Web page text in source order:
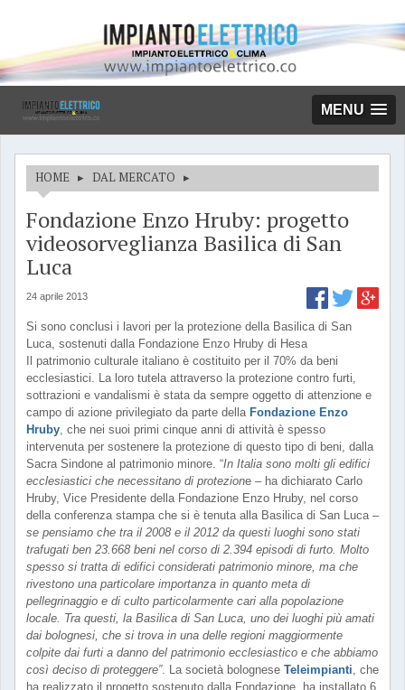
MENU
HOME ▸ DAL MERCATO ▸
Fondazione Enzo Hruby: progetto
videosorveglianza Basilica di San
Luca
24 aprile 2013
Si sono conclusi i lavori per la protezione della Basilica di San
Luca, sostenuti dalla Fondazione Enzo Hruby di Hesa
Il patrimonio culturale italiano è costituito per il 70% da beni
ecclesiastici. La loro tutela attraverso la protezione contro furti,
sottrazioni e vandalismi è stata da sempre oggetto di attenzione e
campo di azione privilegiato da parte della Fondazione Enzo
Hruby, che nei suoi primi cinque anni di attività è spesso
intervenuta per sostenere la protezione di questo tipo di beni, dalla
Sacra Sindone al patrimonio minore. “In Italia sono molti gli edifici
ecclesiastici che necessitano di protezione – ha dichiarato Carlo
Hruby, Vice Presidente della Fondazione Enzo Hruby, nel corso
della conferenza stampa che si è tenuta alla Basilica di San Luca –
se pensiamo che tra il 2008 e il 2012 da questi luoghi sono stati
trafugati ben 23.668 beni nel corso di 2.394 episodi di furto. Molto
spesso si tratta di edifici considerati patrimonio minore, ma che
rivestono una particolare importanza in quanto meta di
pellegrinaggio e di culto particolarmente cari alla popolazione
locale. Tra questi, la Basilica di San Luca, uno dei luoghi più amati
dai bolognesi, che si trova in una delle regioni maggiormente
colpite dai furti a danno del patrimonio ecclesiastico e che abbiamo
così deciso di proteggere”. La società bolognese Teleimpianti, che
ha realizzato il progetto sostenuto dalla Fondazione, ha installato 6